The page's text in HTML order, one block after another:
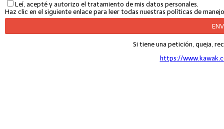
Leí, acepté y autorizo el tratamiento de mis datos personales.
Haz clic en el siguiente enlace para leer todas nuestras políticas de
Si tiene una petición, queja,
https://